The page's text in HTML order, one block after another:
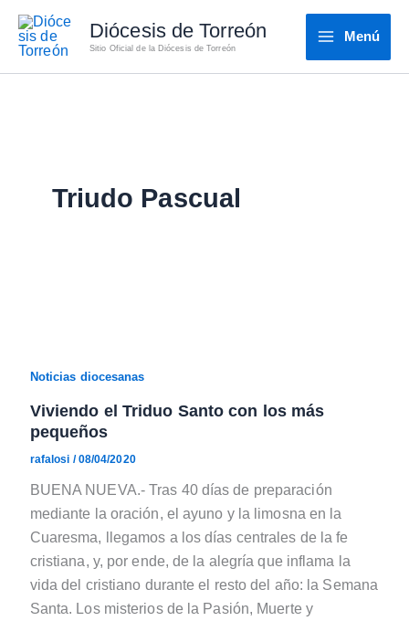
contenido
Diócesis de Torreón
Sitio Oficial de la Diócesis de Torreón
Menú
Triudo Pascual
Noticias diocesanas
Viviendo el Triduo Santo con los más
pequeños
rafalosi /08/04/2020
BUENA NUEVA.- Tras 40 días de preparación
mediante la oración, el ayuno y la limosna en la
Cuaresma, llegamos a los días centrales de la fe
cristiana, y, por ende, de la alegría que inflama la
vida del cristiano durante el resto del año: la Semana
Santa. Los misterios de la Pasión, Muerte y